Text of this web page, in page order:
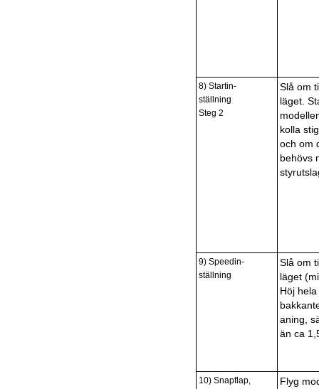
8) Startin-
ställning
Steg 2
Slå om
läget.
kolla
och om
behövs
9) Speedin-
ställning
Slå om
läget
Höj hela
aning,
än ca
10) Snapflap, Flyg